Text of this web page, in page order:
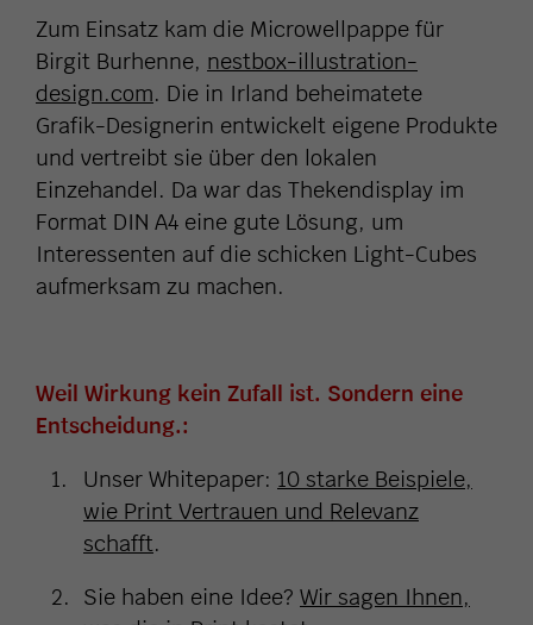
Zum Einsatz kam die Microwellpappe für
Birgit Burhenne, nestbox-illustration-
design.com. Die in Irland beheimatete
Grafik-Designerin entwickelt eigene Produkte
und vertreibt sie über den lokalen
Einzehandel. Da war das Thekendisplay im
Format DIN A4 eine gute Lösung, um
Interessenten auf die schicken Light-Cubes
aufmerksam zu machen.
Weil Wirkung kein Zufall ist. Sondern eine
Entscheidung.:
Unser Whitepaper: 10 starke Beispiele,
wie Print Vertrauen und Relevanz
schafft.
Sie haben eine Idee? Wir sagen Ihnen,